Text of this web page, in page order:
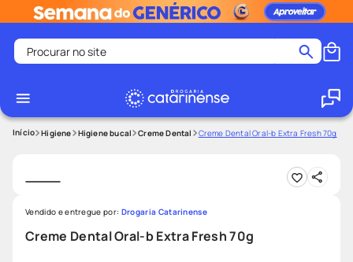
Procurar no site
1
2º
medley
4º
tadalafila
5º
ozivy
6º
lenço umedecido
Higiene Higiene bucal Creme Dental Creme Dental Oral-b Extra Fresh 70g
Creme Dental Oral-b Extra Fresh 70g
Vendido e entregue por: Drogaria Catarinense